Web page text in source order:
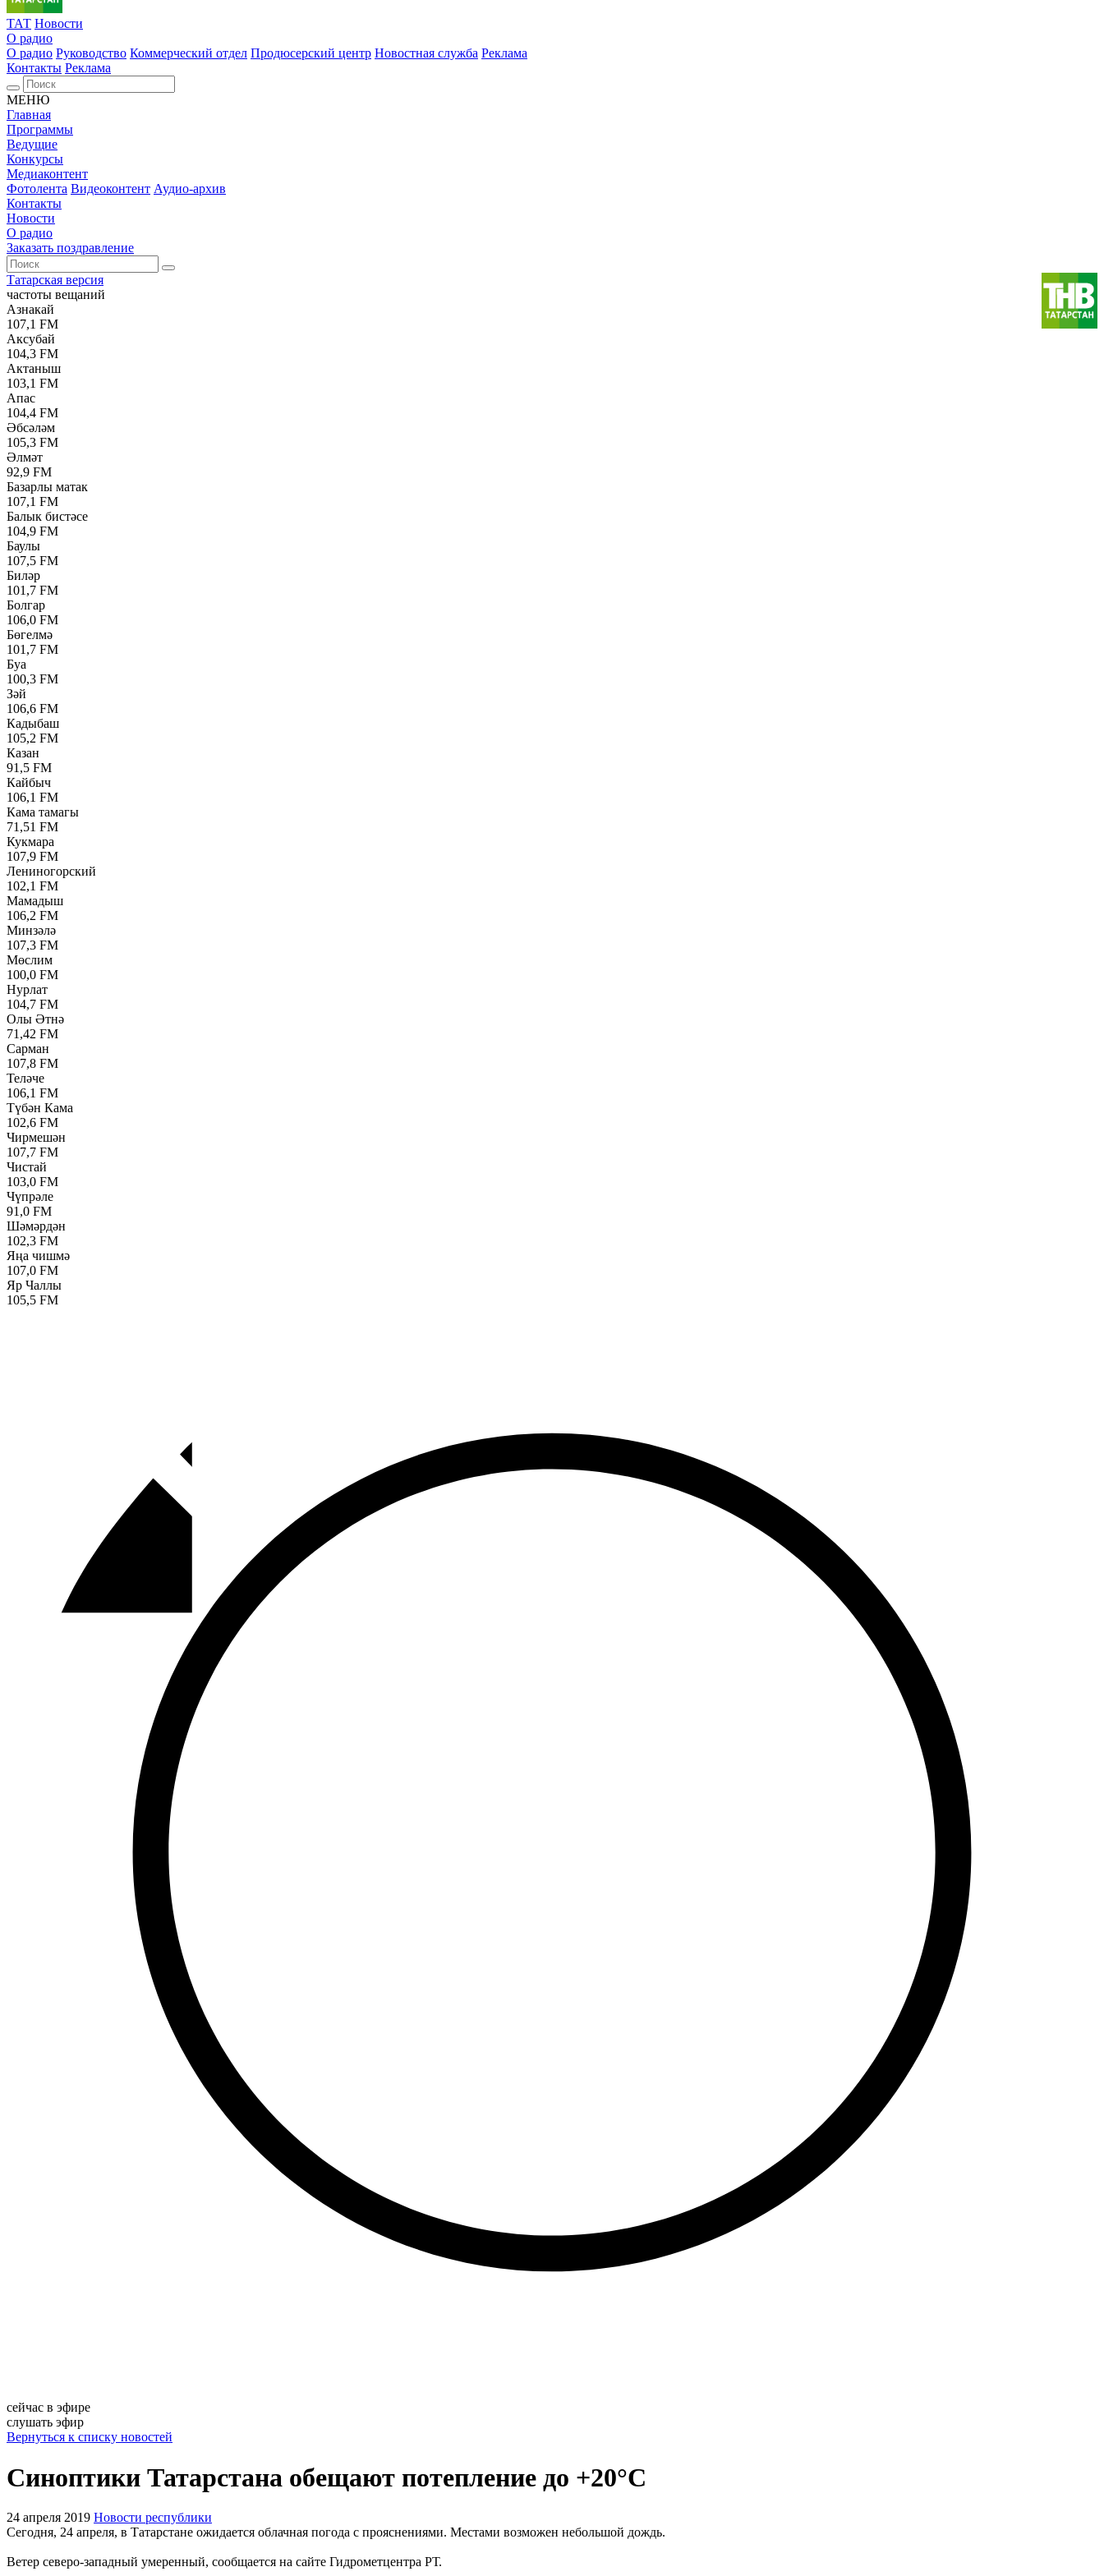
ТАТ Новости
О радио
О радио Руководство Коммерческий отдел Продюсерский центр Новостная служба Реклама
Контакты Реклама
МЕНЮ
Главная
Программы
Ведущие
Конкурсы
Медиаконтент
Фотолента Видеоконтент Аудио-архив
Контакты
Новости
О радио
Заказать поздравление
Татарская версия
частоты вещаний
Азнакай
107,1 FM
Аксубай
104,3 FM
Актаныш
103,1 FM
Апас
104,4 FM
Әбсәләм
105,3 FM
Әлмәт
92,9 FM
Базарлы матак
107,1 FM
Балык бистәсе
104,9 FM
Баулы
107,5 FM
Биләр
101,7 FM
Болгар
106,0 FM
Бөгелмә
101,7 FM
Буа
100,3 FM
Зәй
106,6 FM
Кадыбаш
105,2 FM
Казан
91,5 FM
Кайбыч
106,1 FM
Кама тамагы
71,51 FM
Кукмара
107,9 FM
Лениногорский
102,1 FM
Мамадыш
106,2 FM
Минзәлә
107,3 FM
Мөслим
100,0 FM
Нурлат
104,7 FM
Олы Әтнә
71,42 FM
Сарман
107,8 FM
Теләче
106,1 FM
Түбән Кама
102,6 FM
Чирмешән
107,7 FM
Чистай
103,0 FM
Чүпрәле
91,0 FM
Шәмәрдән
102,3 FM
Яңа чишмә
107,0 FM
Яр Чаллы
105,5 FM
сейчас в эфире
слушать эфир
Вернуться к списку новостей
Синоптики Татарстана обещают потепление до +20°С
24 апреля 2019 Новости республики
Сегодня, 24 апреля, в Татарстане ожидается облачная погода с прояснениями. Местами возможен небольшой дождь.
Ветер северо-западный умеренный, сообщается на сайте Гидрометцентра РТ.